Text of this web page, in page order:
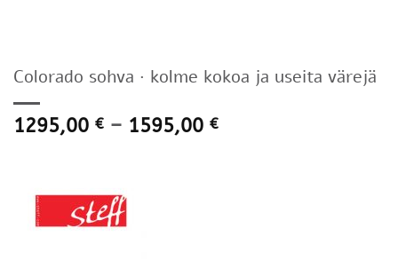
Colorado sohva · kolme kokoa ja useita värejä
1295,00 € – 1595,00 €Hintaluokka: